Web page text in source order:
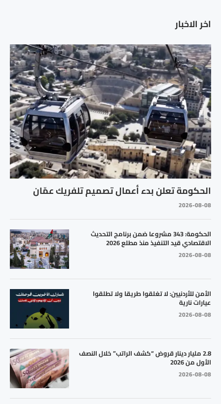
اخر الاخبار
الحكومة تعلن بدء أعمال تصميم تلفريك عمّان
2026-08-08
الحكومة: 343 مشروعا ضمن برنامج التحديث
الاقتصادي قيد التنفيذ منذ مطلع 2026
2026-08-08
الأمن للأردنيين: لا تغلقوا طريقا ولا تطلقوا
عيارات نارية
2026-08-08
2.8 مليار دينار قروض “كشف الراتب” خلال النصف
الأول من 2026
2026-08-08